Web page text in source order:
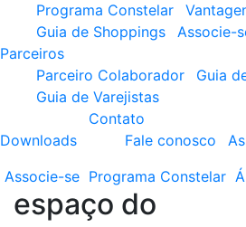
Programa Constelar
Guia de Shoppings
Associe-
Parceiros
Parceiro Colaborador
Guia
Guia de Varejistas
Downloads
Contato
Fale conosco
Associe-se Programa Constelar
espaço do